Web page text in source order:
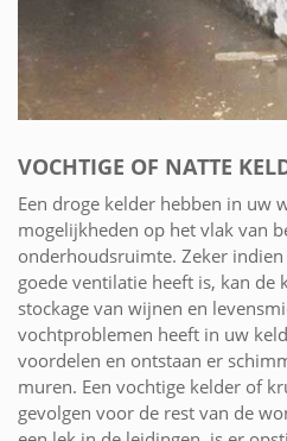
VOCHTIGE OF NATTE
Een droge kelder hebben in uw
mogelijkheden op het vlak van
onderhoudsruimte. Zeker
goede ventilatie heeft is, kan de
stockage van wijnen en
vochtproblemen heeft in uw
voordelen en ontstaan er
muren. Een vochtige kelder of
gevolgen voor de rest van de